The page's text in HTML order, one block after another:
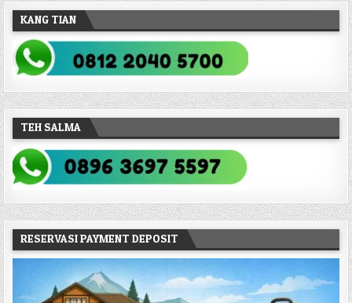
KANG TIAN
TEH SALMA
RESERVASI PAYMENT DEPOSIT